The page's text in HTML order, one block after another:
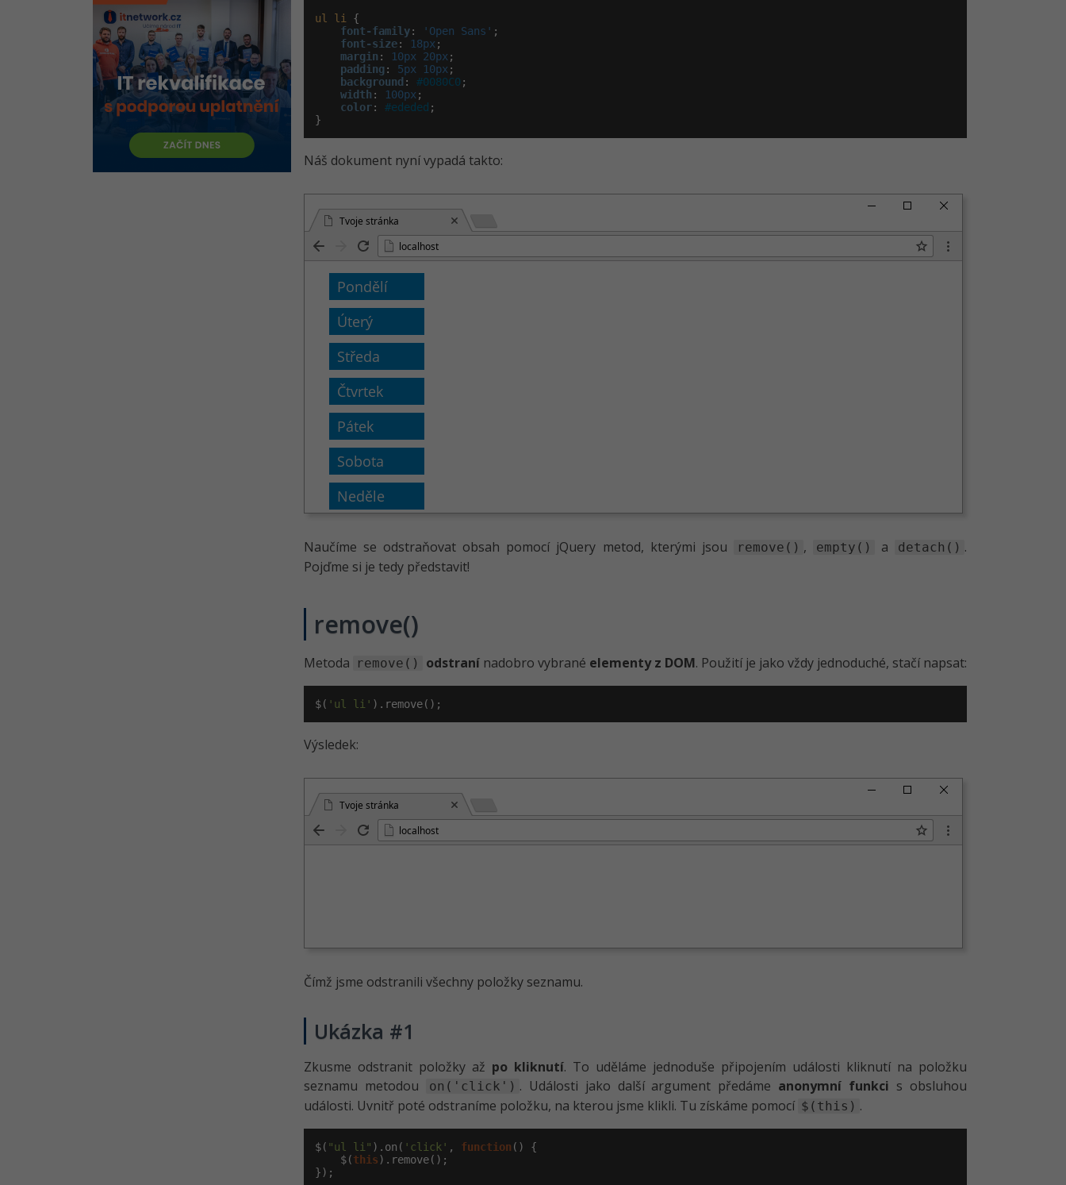
ul
li
{
font-family: 'Open Sans' ;
font-size: 18px ;
margin : 10px 20px ;
padding: 5px 10px ;
background : #0080C0 ;
width : 100px ;
color: #ededed ;
}
Náš dokument nyní vypadá takto:
Tvoje stránka
localhost
Naučíme se odstraňovat obsah pomocí jQuery metod, kterými jsou remove() , empty() a detach() .
Pojďme si je tedy představit!
remove()
Metoda remove() odstraní nadobro vybrané elementy z DOM. Použití je jako vždy jednoduché, stačí napsat:
$( 'ul li' ).remove();
Výsledek:
Tvoje stránka
localhost
Čímž jsme odstranili všechny položky seznamu.
Ukázka #1
Zkusme odstranit položky až po kliknutí. To uděláme jednoduše připojením události kliknutí na položku
seznamu metodou
on('click') . Události jako další argument předáme anonymní funkci s obsluhou
události. Uvnitř poté odstraníme položku, na kterou jsme klikli. Tu získáme pomocí $(this) .
$( "ul li" ).on( 'click' , function () {
    $(
this).remove();
});